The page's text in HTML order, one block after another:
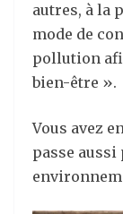
autres, à la
mode de
pollution
bien-être ».
Vous avez
passe